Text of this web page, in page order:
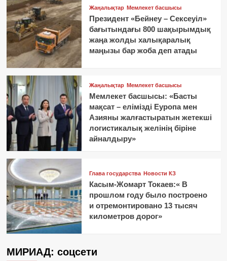
Жаңалықтар Мемлекет басшысы
Президент «Бейнеу – Сексеуіл»
бағытындағы 800 шақырымдық
жаңа жолды халықаралық
маңызы бар жоба деп атады
Жаңалықтар Мемлекет басшысы
Мемлекет басшысы: «Басты
мақсат – елімізді Еуропа мен
Азияны жалғастыратын жетекші
логистикалық желінің біріне
айналдыру»
Глава государства Новости КЗ
Касым-Жомарт Токаев:« В
прошлом году было построено
и отремонтировано 13 тысяч
километров дорог»
МИРИАД: соцсети